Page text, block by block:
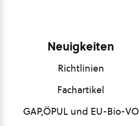
Neuigkeiten
Richtlinien
Fachartikel
GAP,ÖPUL und EU-Bio-VO